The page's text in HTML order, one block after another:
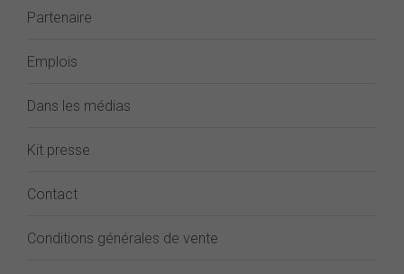
Partenaire
Emplois
Dans les médias
Kit presse
Contact
Conditions générales de vente